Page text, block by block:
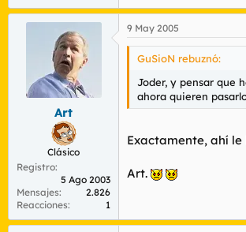
Art
Clásico
Registro
5 Ago 2003
Mensajes
2.826
Reacciones
1
9 May 2005
GuSioN rebuznó:
Joder, y pensar que
ahora quieren
Exactamente, ahí le
Art.